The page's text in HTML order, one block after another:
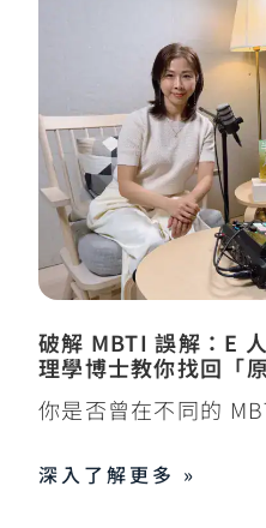
破解 MBTI 誤解：E
理學博士教你找回「
你是否曾在不同的
深入了解更多 »